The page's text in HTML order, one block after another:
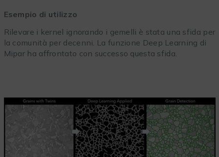
Esempio di utilizzo
Rilevare i kernel ignorando i gemelli è stata una sfida per
la comunità per decenni. La funzione Deep Learning di
Mipar ha affrontato con successo questa sfida.